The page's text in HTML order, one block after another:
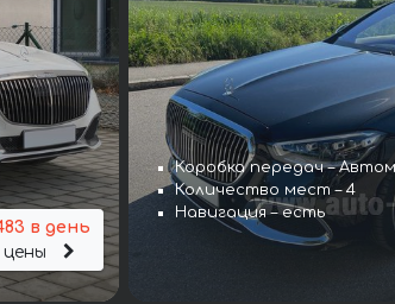
в день
Коробка передач –
Количество мест – 4
Навигация – есть